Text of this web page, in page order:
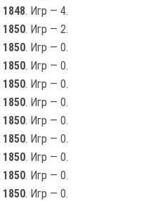
1848. Игр — 4.
1850. Игр — 2.
1850. Игр — 0.
1850. Игр — 0.
1850. Игр — 0.
1850. Игр — 0.
1850. Игр — 0.
1850. Игр — 0.
1850. Игр — 0.
1850. Игр — 0.
1850. Игр — 0.